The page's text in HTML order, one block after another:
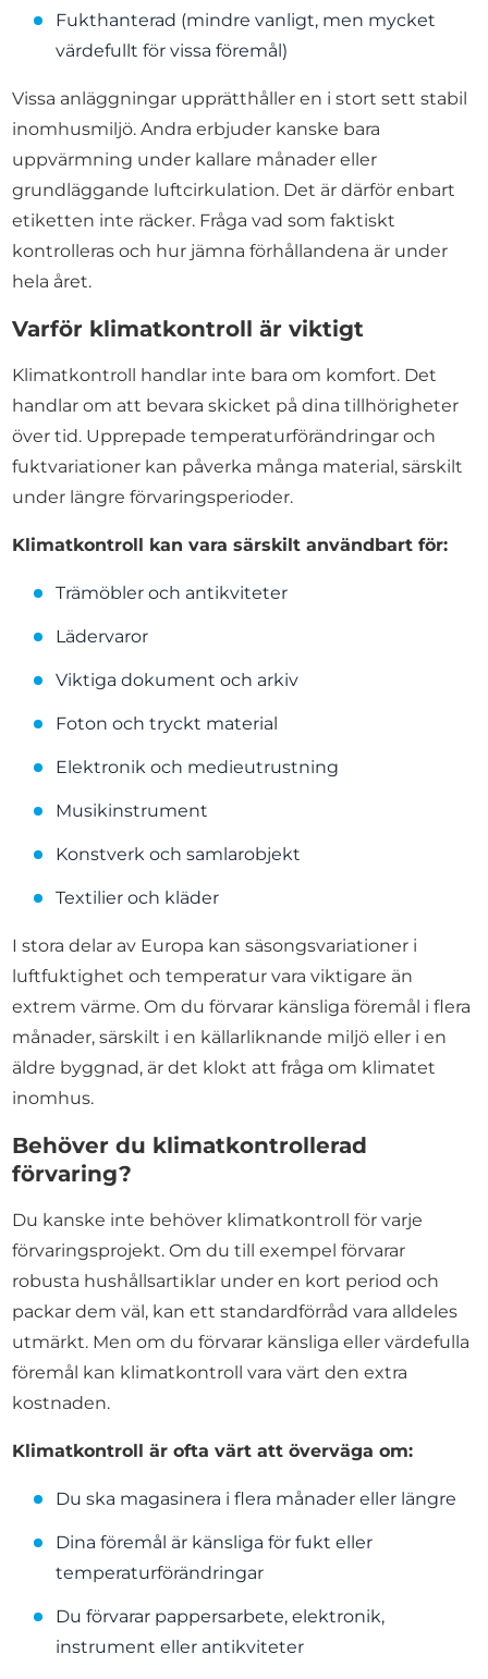
Fukthanterad (mindre vanligt, men mycket
värdefullt för vissa föremål)
Vissa anläggningar upprätthåller en i stort sett stabil
inomhusmiljö. Andra erbjuder kanske bara
uppvärmning under kallare månader eller
grundläggande luftcirkulation. Det är därför enbart
etiketten inte räcker. Fråga vad som faktiskt
kontrolleras och hur jämna förhållandena är under
hela året.
Varför klimatkontroll är viktigt
Klimatkontroll handlar inte bara om komfort. Det
handlar om att bevara skicket på dina tillhörigheter
över tid. Upprepade temperaturförändringar och
fuktvariationer kan påverka många material, särskilt
under längre förvaringsperioder.
Klimatkontroll kan vara särskilt användbart för:
Trämöbler och antikviteter
Lädervaror
Viktiga dokument och arkiv
Foton och tryckt material
Elektronik och medieutrustning
Musikinstrument
Konstverk och samlarobjekt
Textilier och kläder
I stora delar av Europa kan säsongsvariationer i
luftfuktighet och temperatur vara viktigare än
extrem värme. Om du förvarar känsliga föremål i flera
månader, särskilt i en källarliknande miljö eller i en
äldre byggnad, är det klokt att fråga om klimatet
inomhus.
Behöver du klimatkontrollerad
förvaring?
Du kanske inte behöver klimatkontroll för varje
förvaringsprojekt. Om du till exempel förvarar
robusta hushållsartiklar under en kort period och
packar dem väl, kan ett standardförråd vara alldeles
utmärkt. Men om du förvarar känsliga eller värdefulla
föremål kan klimatkontroll vara värt den extra
kostnaden.
Klimatkontroll är ofta värt att överväga om:
Du ska magasinera i flera månader eller längre
Dina föremål är känsliga för fukt eller
temperaturförändringar
Du förvarar pappersarbete, elektronik,
instrument eller antikviteter